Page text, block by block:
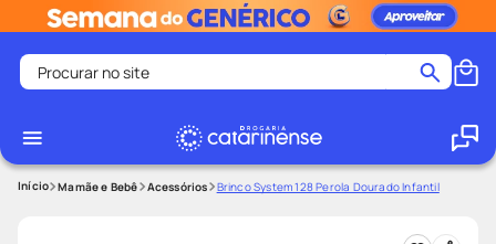
Procurar no site
1
2º
medley
Mamãe e Bebê Acessórios Brinco System 128 Perola Dourado Infantil